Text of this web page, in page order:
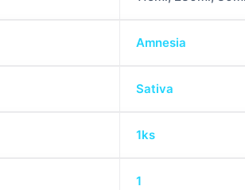
Amnesia
Sativa
1ks
1